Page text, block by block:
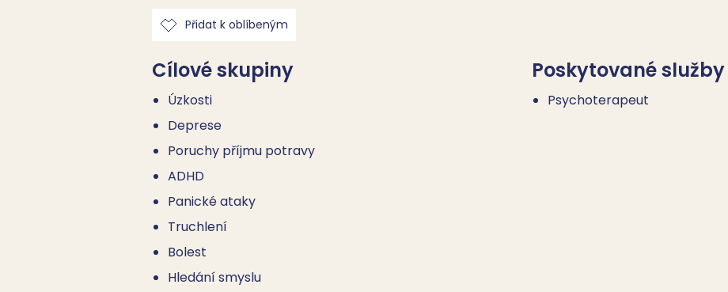
Přidat k oblíbeným
Cílové skupiny
Úzkosti
Deprese
Poruchy příjmu potravy
ADHD
Panické ataky
Truchlení
Bolest
Hledání smyslu
Poskytované služby
Psychoterapeut